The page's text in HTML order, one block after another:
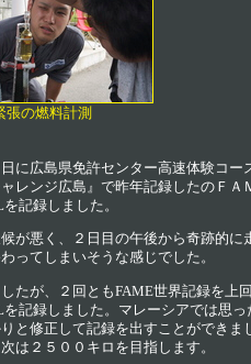
張の燃料計測
に広島県免許センター高速体験コー
レンジ広島』で昨年記録したのＦＡ
記録しました。
が悪く、２日目の午後から奇跡的に
ってしまいそうな感じでした。
たが、２回ともFAME世界記録を上
を記録しました。マレーシアでは思
と修正して記録を出すことができま
は２５００キロを目指します。